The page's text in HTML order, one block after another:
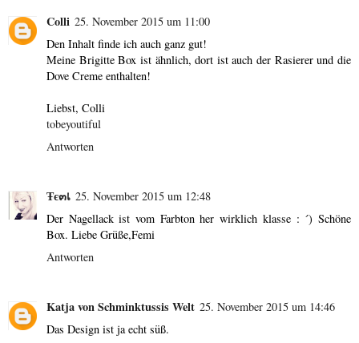
Colli 25. November 2015 um 11:00
Den Inhalt finde ich auch ganz gut!
Meine Brigitte Box ist ähnlich, dort ist auch der Rasierer und die
Dove Creme enthalten!
Liebst, Colli
tobeyoutiful
Antworten
Ŧє๓เ 25. November 2015 um 12:48
Der Nagellack ist vom Farbton her wirklich klasse : ´) Schöne
Box. Liebe Grüße,Femi
Antworten
Katja von Schminktussis Welt 25. November 2015 um 14:46
Das Design ist ja echt süß.